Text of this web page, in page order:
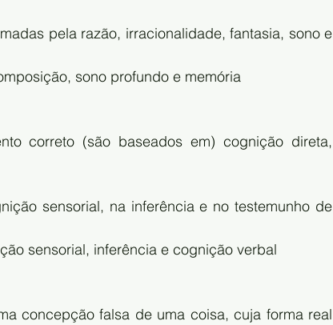
pela razão, irracionalidade, fantasia, sono e
sono profundo e memória
correto (são baseados em) cognição direta,
sensorial, na inferência e no testemunho de
sensorial, inferência e cognição verbal
concepção falsa de uma coisa, cuja forma real